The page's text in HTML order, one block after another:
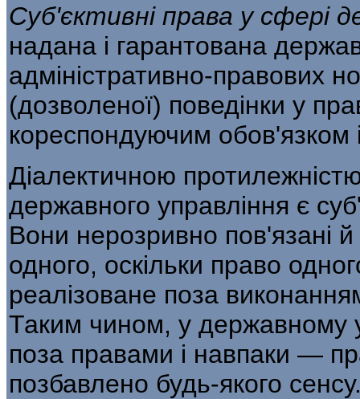
Суб'єктивні права у сфері
надана і гаран­тована
адміністративно-правових
(дозволеної) поведінки у
кореспондуючим обов'язком
Діалектичною
державного управління є
Вони нерозривно пов'язані
одного, оскільки право
реалізоване поза
Та­ким чином, у державному
поза правами і навпаки —
позбавлено будь-якого